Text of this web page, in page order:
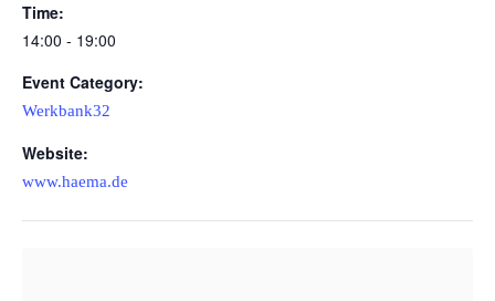
Time:
14:00 - 19:00
Event Category:
Werkbank32
Website:
www.haema.de